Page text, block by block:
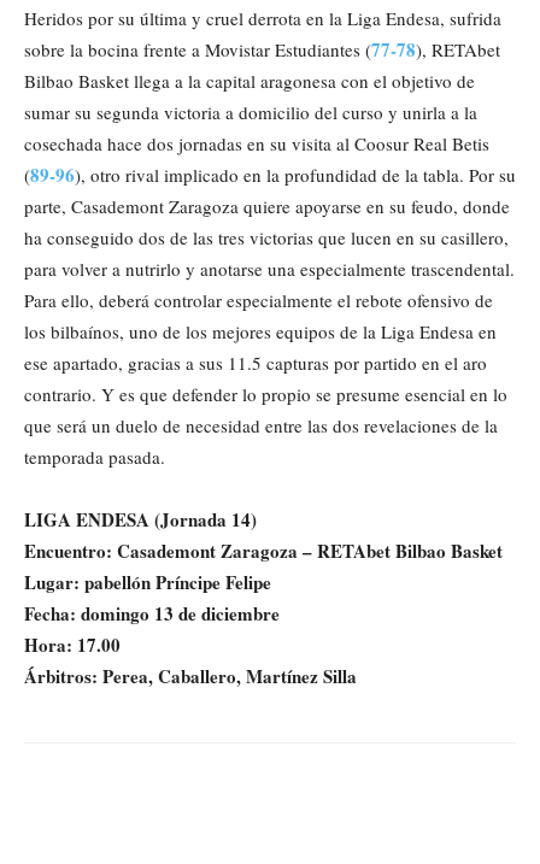
Heridos por su última y cruel derrota en la Liga Endesa, sufrida
sobre la bocina frente a Movistar Estudiantes (77-78), RETAbet
Bilbao Basket llega a la capital aragonesa con el objetivo de
sumar su segunda victoria a domicilio del curso y unirla a la
cosechada hace dos jornadas en su visita al Coosur Real Betis
(89-96), otro rival implicado en la profundidad de la tabla. Por su
parte, Casademont Zaragoza quiere apoyarse en su feudo, donde
ha conseguido dos de las tres victorias que lucen en su casillero,
para volver a nutrirlo y anotarse una especialmente trascendental.
Para ello, deberá controlar especialmente el rebote ofensivo de
los bilbaínos, uno de los mejores equipos de la Liga Endesa en
ese apartado, gracias a sus 11.5 capturas por partido en el aro
contrario. Y es que defender lo propio se presume esencial en lo
que será un duelo de necesidad entre las dos revelaciones de la
temporada pasada.
LIGA ENDESA (Jornada 14)
Encuentro: Casademont Zaragoza – RETAbet Bilbao Basket
Lugar: pabellón Príncipe Felipe
Fecha: domingo 13 de diciembre
Hora: 17.00
Árbitros: Perea, Caballero, Martínez Silla